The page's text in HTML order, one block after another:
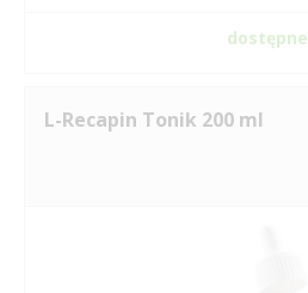
dostępne
L-Recapin Tonik 200 ml